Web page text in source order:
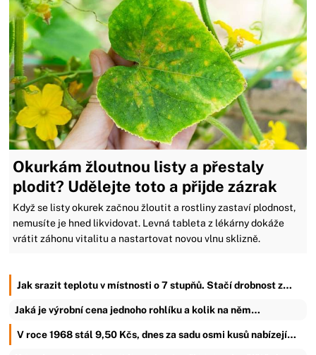
Okurkám žloutnou listy a přestaly
plodit? Udělejte toto a přijde zázrak
Když se listy okurek začnou žloutit a rostliny zastaví plodnost,
nemusíte je hned likvidovat. Levná tableta z lékárny dokáže
vrátit záhonu vitalitu a nastartovat novou vlnu sklizně.
Jak srazit teplotu v místnosti o 7 stupňů. Stačí drobnost z…
Jaká je výrobní cena jednoho rohlíku a kolik na něm…
V roce 1968 stál 9,50 Kčs, dnes za sadu osmi kusů nabízejí…